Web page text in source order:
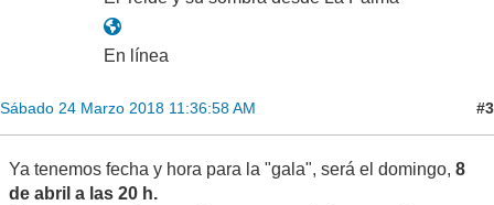
En línea
Sábado 24 Marzo 2018 11:36:58 AM #3
Ya tenemos fecha y hora para la "gala", será el domingo, 8
de abril a las 20 h.